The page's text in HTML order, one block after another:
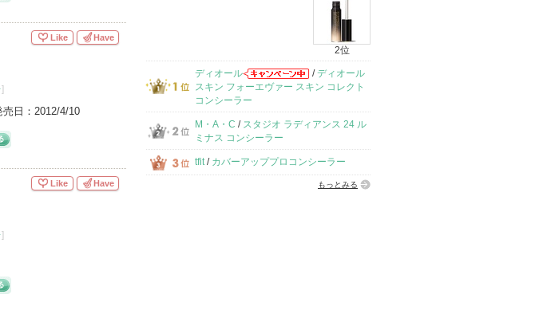
]
売日： 2012/4/10
Like Have
]
Like Have
2位
ディオール /ディオール
スキン フォーエヴァー スキン コレクト
コンシーラー
M・A・C / スタジオ ラディアンス 24 ル
ミナス コンシーラー
tfit/ カバーアッププロコンシーラー
もっとみる